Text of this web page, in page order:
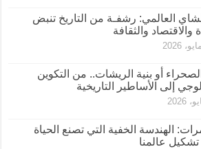
العالمي: رشفـة من التاريخ تنبض
والاقتصاد والثقافة
أو بنية الريشات.. من التكوين
إلى الأساطير التاريخية
الهندسة الخفية التي تصنع الحياة
تشكيل عالمنا